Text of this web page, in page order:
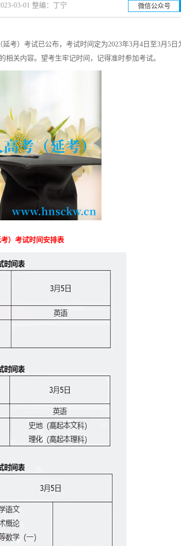
03-01 整编：丁宁 微信公众号
（延考）考试已公布，考试时间定为2023年3月4日至3月5日
相关内容。望考生牢记时间，记得准时参加考试。
）考试时间安排表
湖南工业大学
章 立即报名
湖南科技